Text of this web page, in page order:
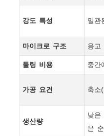
강도 특성 일관
마이크로 구조 응고
툴링 비용 중간
가공 요건 축소
생산량
낮은
은